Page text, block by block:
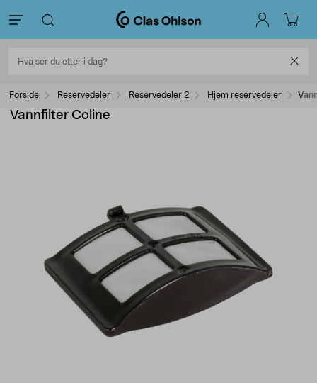
Forside Reservedeler Reservedeler 2 Hjem reservedeler
Vannfilter Coline